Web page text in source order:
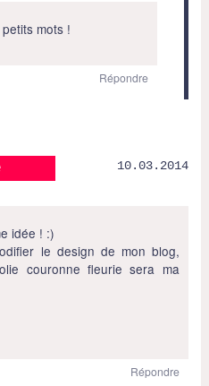
mots !
Répondre
10.03.2014
idée ! :)
le design de mon blog,
couronne fleurie sera ma
Répondre